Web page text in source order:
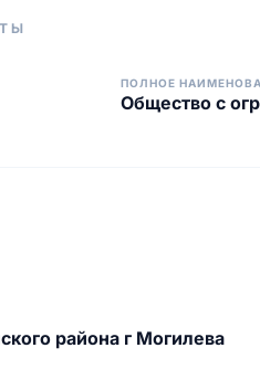
ПОЛНОЕ
Общество с
района г Могилева